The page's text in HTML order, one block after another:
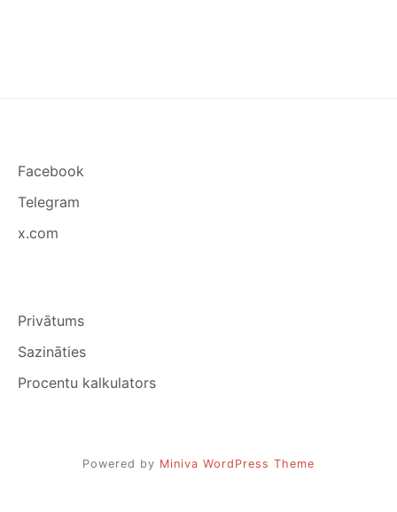
Facebook
Telegram
x.com
Privātums
Sazināties
Procentu kalkulators
Powered by Miniva WordPress Theme